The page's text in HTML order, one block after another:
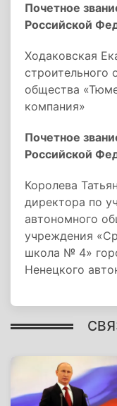
Почетное
Российской
Ходаковская
строительного
общества
компания»
Почетное
Российской
Королева
директора по
автономного
учреждения
школа № 4»
Ненецкого